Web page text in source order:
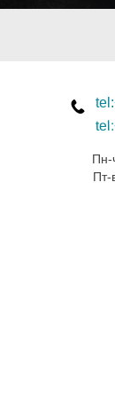
Пн-
Пт-